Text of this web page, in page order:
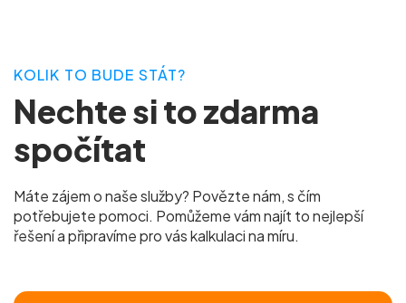
KOLIK TO BUDE STÁT?
Nechte si to zdarma
spočítat
Máte zájem o naše služby? Povězte nám, s čím
potřebujete pomoci. Pomůžeme vám najít to nejlepší
řešení a připravíme pro vás kalkulaci na míru.